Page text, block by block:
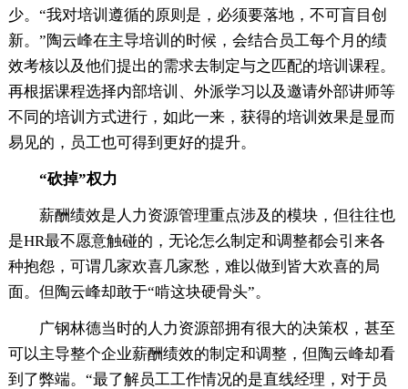
少。“我对培训遵循的原则是，必须要落地，不可盲目创
新。”陶云峰在主导培训的时候，会结合员工每个月的绩
效考核以及他们提出的需求去制定与之匹配的培训课程。
再根据课程选择内部培训、外派学习以及邀请外部讲师等
不同的培训方式进行，如此一来，获得的培训效果是显而
易见的，员工也可得到更好的提升。
“砍掉”权力
薪酬绩效是人力资源管理重点涉及的模块，但往往也
是HR最不愿意触碰的，无论怎么制定和调整都会引来各
种抱怨，可谓几家欢喜几家愁，难以做到皆大欢喜的局
面。但陶云峰却敢于“啃这块硬骨头”。
广钢林德当时的人力资源部拥有很大的决策权，甚至
可以主导整个企业薪酬绩效的制定和调整，但陶云峰却看
到了弊端。“最了解员工工作情况的是直线经理，对于员